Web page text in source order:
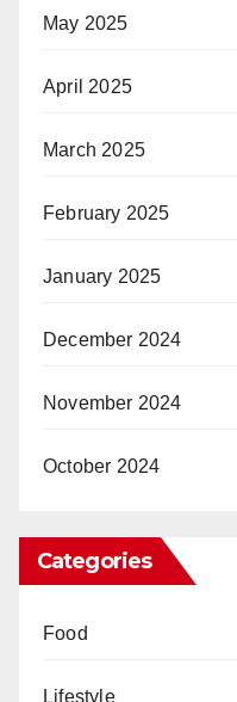
May 2025
April 2025
March 2025
February 2025
January 2025
December 2024
November 2024
October 2024
Categories
Food
Lifestyle